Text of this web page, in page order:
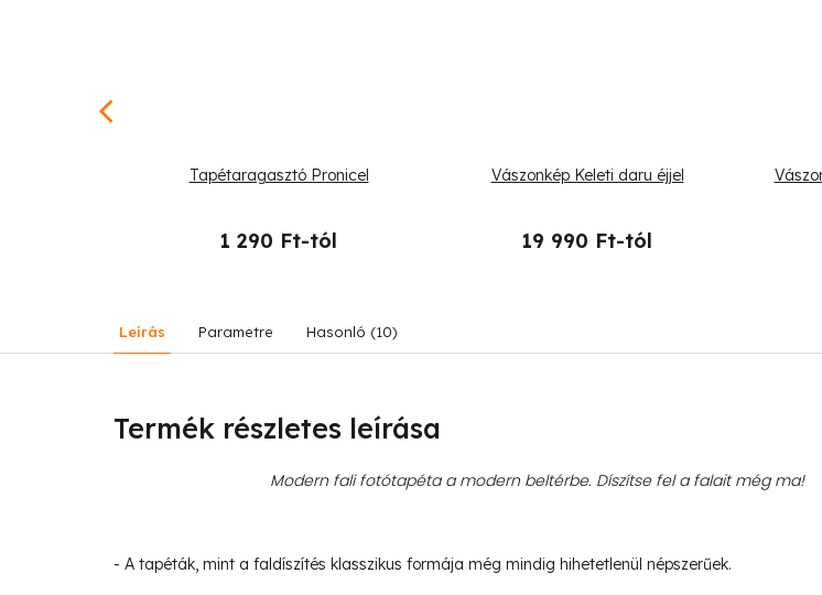
Tapétaragasztó Pronicel
1 290 Ft-tól
Vászonkép Keleti daru éjjel
19 990 Ft-tól
Leírás Parametre Hasonló (10)
Termék részletes leírása
Modern fali fotótapéta a modern beltérbe. Díszítse fel a falait még ma!
- A tapéták, mint a faldíszítés klasszikus formája még mindig hihetetlenül népszerűek.